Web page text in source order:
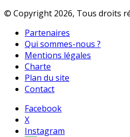
© Copyright 2026, Tous droits
Partenaires
Qui sommes-nous ?
Mentions légales
Charte
Plan du site
Contact
Facebook
X
Instagram